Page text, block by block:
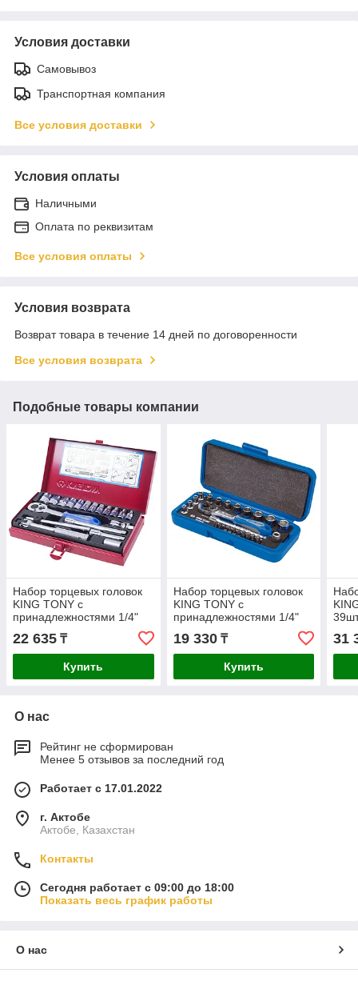
Условия доставки
Самовывоз
Транспортная компания
Все условия доставки
Условия оплаты
Наличными
Оплата по реквизитам
Все условия оплаты
Условия возврата
Возврат товара в течение 14 дней по договоренности
Все условия возврата
Подобные товары компании
Набор торцевых головок
KING TONY с
принадлежностями 1/4"
шестигранные 4-13 мм
19шт. 2521MR
22 635 ₸
Купить
Набор торцевых головок
KING TONY с
принадлежностями 1/4"
шестигранные 4-13 мм 25
шт. 2525MR
19 330₸
Купить
31
О нас
Рейтинг не сформирован
Менее 5 отзывов за последний год
Работает с 17.01.2022
г. Актобе
Актобе, Казахстан
Контакты
Сегодня работает с 09:00 до 18:00
Показать весь график работы
О нас